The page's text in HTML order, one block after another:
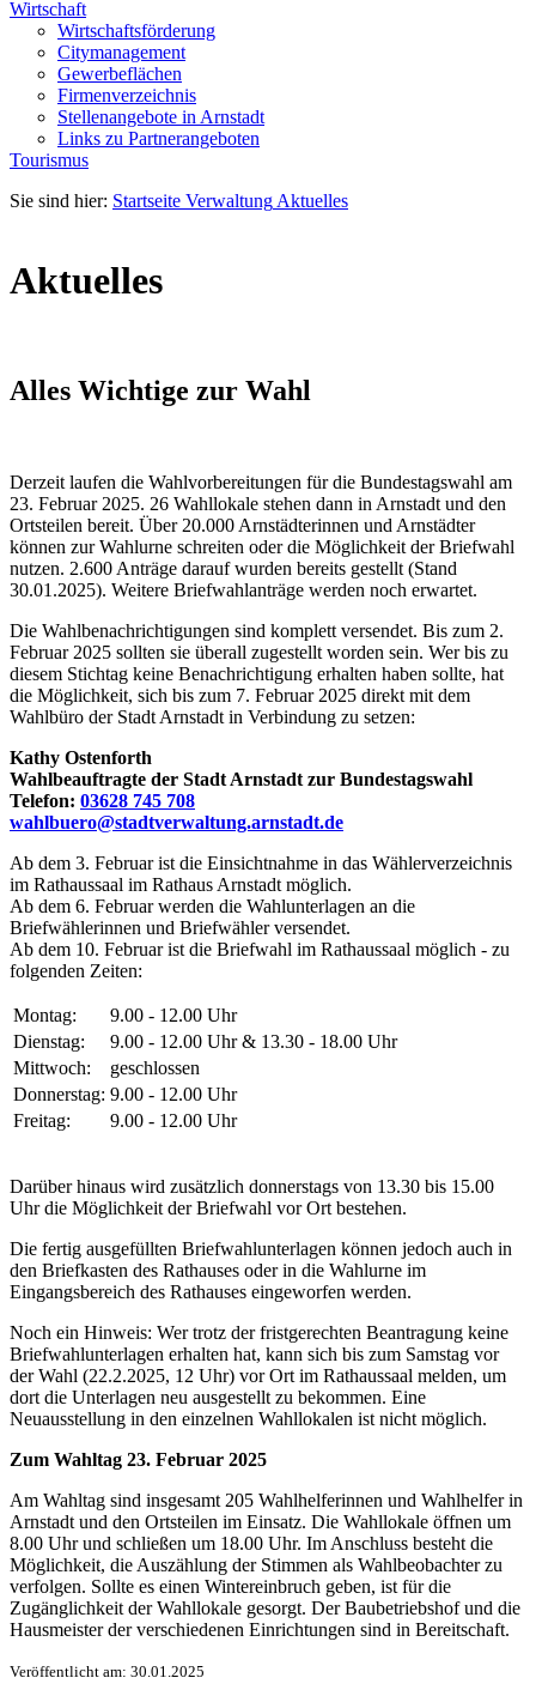
Wirtschaft
Wirtschaftsförderung
Citymanagement
Gewerbeflächen
Firmenverzeichnis
Stellenangebote in Arnstadt
Links zu Partnerangeboten
Tourismus
Sie sind hier: Startseite Verwaltung Aktuelles
Aktuelles
Alles Wichtige zur Wahl
Derzeit laufen die Wahlvorbereitungen für die Bundestagswahl am
23. Februar 2025. 26 Wahllokale stehen dann in Arnstadt und den
Ortsteilen bereit. Über 20.000 Arnstädterinnen und Arnstädter
können zur Wahlurne schreiten oder die Möglichkeit der Briefwahl
nutzen. 2.600 Anträge darauf wurden bereits gestellt (Stand
30.01.2025). Weitere Briefwahlanträge werden noch erwartet.
Die Wahlbenachrichtigungen sind komplett versendet. Bis zum 2.
Februar 2025 sollten sie überall zugestellt worden sein. Wer bis zu
diesem Stichtag keine Benachrichtigung erhalten haben sollte, hat
die Möglichkeit, sich bis zum 7. Februar 2025 direkt mit dem
Wahlbüro der Stadt Arnstadt in Verbindung zu setzen:
Kathy Ostenforth
Wahlbeauftragte der Stadt Arnstadt zur Bundestagswahl
Telefon: 03628 745 708
wahlbuero@stadtverwaltung.arnstadt.de
Ab dem 3. Februar ist die Einsichtnahme in das Wählerverzeichnis
im Rathaussaal im Rathaus Arnstadt möglich.
Ab dem 6. Februar werden die Wahlunterlagen an die
Briefwählerinnen und Briefwähler versendet.
Ab dem 10. Februar ist die Briefwahl im Rathaussaal möglich - zu
folgenden Zeiten:
Montag:
9.00 - 12.00 Uhr
Dienstag:
9.00 - 12.00 Uhr & 13.30 - 18.00 Uhr
Mittwoch:
geschlossen
Donnerstag: 9.00 - 12.00 Uhr
Freitag:
9.00 - 12.00 Uhr
Darüber hinaus wird zusätzlich donnerstags von 13.30 bis 15.00
Uhr die Möglichkeit der Briefwahl vor Ort bestehen.
Die fertig ausgefüllten Briefwahlunterlagen können jedoch auch in
den Briefkasten des Rathauses oder in die Wahlurne im
Eingangsbereich des Rathauses eingeworfen werden.
Noch ein Hinweis: Wer trotz der fristgerechten Beantragung keine
Briefwahlunterlagen erhalten hat, kann sich bis zum Samstag vor
der Wahl (22.2.2025, 12 Uhr) vor Ort im Rathaussaal melden, um
dort die Unterlagen neu ausgestellt zu bekommen. Eine
Neuausstellung in den einzelnen Wahllokalen ist nicht möglich.
Zum Wahltag 23. Februar 2025
Am Wahltag sind insgesamt 205 Wahlhelferinnen und Wahlhelfer in
Arnstadt und den Ortsteilen im Einsatz. Die Wahllokale öffnen um
8.00 Uhr und schließen um 18.00 Uhr. Im Anschluss besteht die
Möglichkeit, die Auszählung der Stimmen als Wahlbeobachter zu
verfolgen. Sollte es einen Wintereinbruch geben, ist für die
Zugänglichkeit der Wahllokale gesorgt. Der Baubetriebshof und die
Hausmeister der verschiedenen Einrichtungen sind in Bereitschaft.
Veröffentlicht am: 30.01.2025